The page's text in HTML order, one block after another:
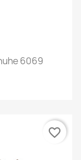
6069
favorite_border